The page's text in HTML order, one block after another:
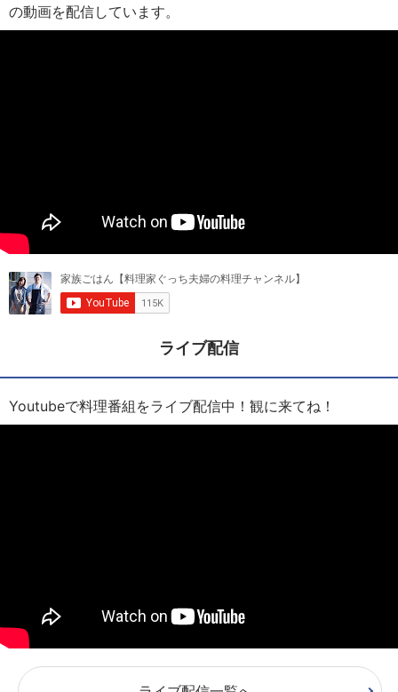
の動画を配信しています。
ライブ配信
Youtubeで料理番組をライブ配信中！観に来てね！